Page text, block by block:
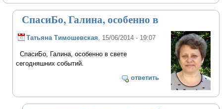
СпасиБо, Галина, особенно в
Татьяна Тимошевская, 15/06/2014 - 19:07
СпасиБо, Галина, особенно в свете
сегодняшних событий.
ответить